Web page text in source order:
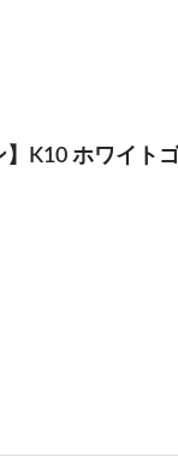
】K10 ホワイト